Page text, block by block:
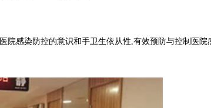
染防控的意识和手卫生依从性,有效预防与控制医院